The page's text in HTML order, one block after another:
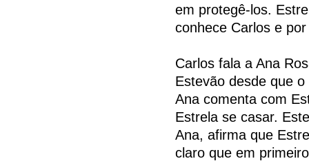
em protegê-los.
conhece Carlos e
Carlos fala a Ana
Estevão desde que
Ana comenta com
Estrela se casar.
Ana, afirma que
claro que em